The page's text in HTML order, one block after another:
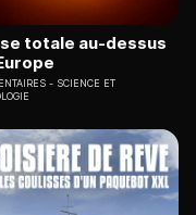
totale au-dessus
SCIENCE ET